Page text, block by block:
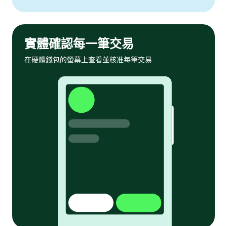
實體確認每一筆交易
在硬體錢包的螢幕上查看並核准每筆交易